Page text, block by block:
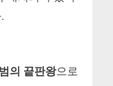
의 끝판왕으로